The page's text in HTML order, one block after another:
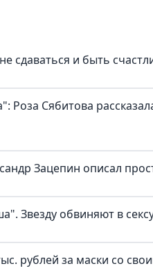
сдаваться и быть
Роза Сябитова
Зацепин описал
Звезду обвиняют в
рублей за маски со